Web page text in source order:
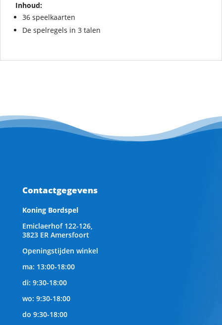
Inhoud:
36 speelkaarten
De spelregels in 3 talen
Contactgegevens
Koning Bordspel
Emiclaerhof 122-126,
3823 ER Amersfoort
Openingstijden winkel
ma: 13:00-18:00
di: 9:30-18:00
wo: 9:30-18:00
do 9:30-18:00